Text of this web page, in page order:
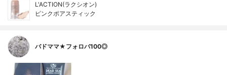
L'ACTION(ラクシオン)
ピンクポアスティック
バドママ★フォロバ100◎